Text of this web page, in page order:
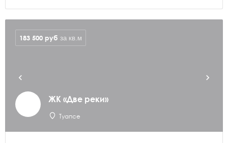
ЖК «Две реки»
Туапсе
183 500 руб за кв.м